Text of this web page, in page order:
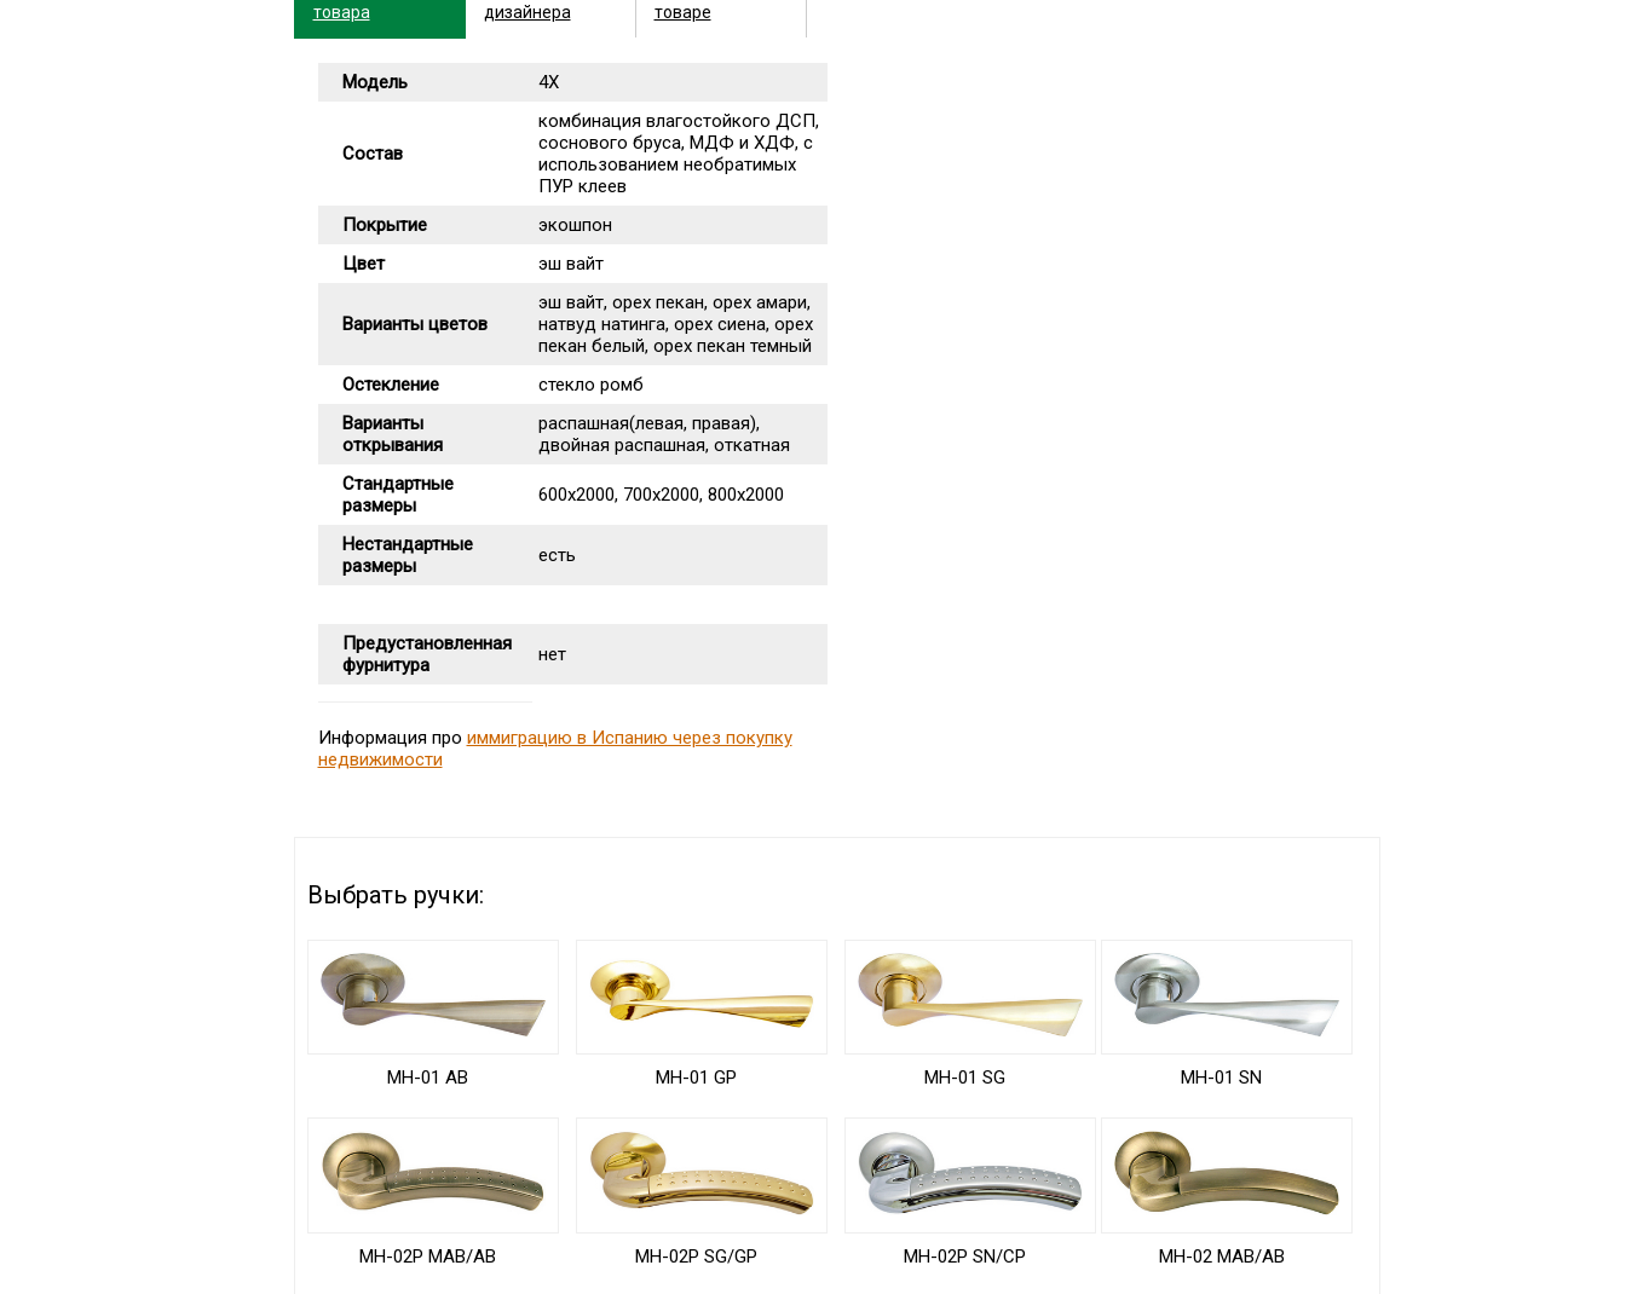
товара
дизайнера
товаре
Модель 4X
Состав
комбинация влагостойкого ДСП,
соснового бруса, МДФ и ХДФ, с
использованием необратимых
ПУР клеев
Покрытие
экошпон
Цвет
эш вайт
Варианты цветов
эш вайт, орех пекан, орех амари,
натвуд натинга, орех сиена, орех
пекан белый, орех пекан темный
Остекление
стекло ромб
Варианты
открывания
распашная(левая, правая),
двойная распашная, откатная
Стандартные
размеры
600х2000, 700х2000, 800х2000
Нестандартные
размеры
есть
Предустановленная
фурнитура
нет
Информация про иммиграцию в Испанию через покупку
недвижимости
Выбрать ручки:
MH-01 AB MH-01 GP MH-01 SG MH-01 SN
MH-02P MAB/AB MH-02P SG/GP MH-02P SN/CP MH-02 MAB/AB